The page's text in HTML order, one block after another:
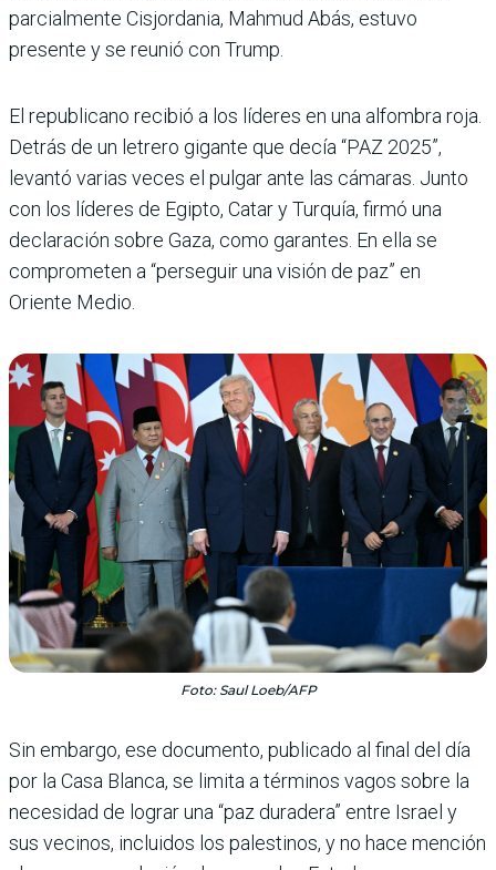
parcialmente Cisjordania, Mahmud Abás, estuvo
presente y se reunió con Trump.
El republicano recibió a los líderes en una alfombra roja.
Detrás de un letrero gigante que decía “PAZ 2025”,
levantó varias veces el pulgar ante las cámaras. Junto
con los líderes de Egipto, Catar y Turquía, firmó una
declaración sobre Gaza, como garantes. En ella se
comprometen a “perseguir una visión de paz” en
Oriente Medio.
Foto: Saul Loeb/AFP
Sin embargo, ese documento, publicado al final del día
por la Casa Blanca, se limita a términos vagos sobre la
necesidad de lograr una “paz duradera” entre Israel y
sus vecinos, incluidos los palestinos, y no hace mención